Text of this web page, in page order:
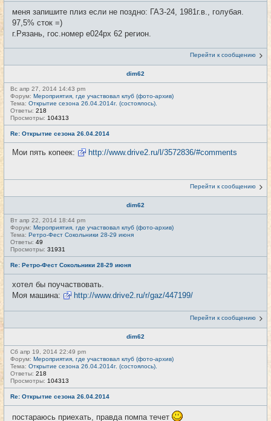
меня запишите плиз если не поздно: ГАЗ-24, 1981г.в., голубая.
97,5% сток =)
г.Рязань, гос.номер е024рх 62 регион.
Перейти к сообщению
dim62
Вс апр 27, 2014 14:43 pm
Форум: Мероприятия, где участвовал клуб (фото-архив)
Тема: Открытие сезона 26.04.2014г. (состоялось).
Ответы: 218
Просмотры: 104313
Re: Открытие сезона 26.04.2014
Мои пять копеек: http://www.drive2.ru/l/3572836/#comments
Перейти к сообщению
dim62
Вт апр 22, 2014 18:44 pm
Форум: Мероприятия, где участвовал клуб (фото-архив)
Тема: Ретро-Фест Сокольники 28-29 июня
Ответы: 49
Просмотры: 31931
Re: Ретро-Фест Сокольники 28-29 июня
хотел бы поучаствовать.
Моя машина:
http://www.drive2.ru/r/gaz/447199/
Перейти к сообщению
dim62
Сб апр 19, 2014 22:49 pm
Форум: Мероприятия, где участвовал клуб (фото-архив)
Тема: Открытие сезона 26.04.2014г. (состоялось).
Ответы: 218
Просмотры: 104313
Re: Открытие сезона 26.04.2014
постараюсь приехать, правда помпа течет